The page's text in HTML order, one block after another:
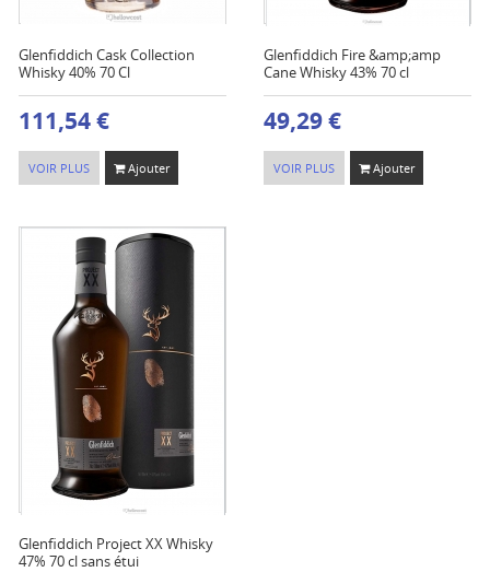
Glenfiddich Cask Collection
Whisky 40% 70 Cl
111,54 €
VOIR PLUS Ajouter
Glenfiddich Fire &amp;amp
Cane Whisky 43% 70 cl
49,29 €
VOIR PLUS Ajouter
Glenfiddich Project XX Whisky
47% 70 cl sans étui